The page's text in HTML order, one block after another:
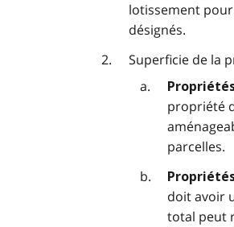
lotissement
désignés.
Superficie de la
propriété
parcelles.
doit avoir
total peut